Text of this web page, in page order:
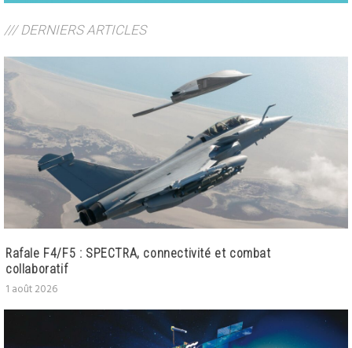
/// DERNIERS ARTICLES
Rafale F4/F5 : SPECTRA, connectivité et combat
collaboratif
1 août 2026